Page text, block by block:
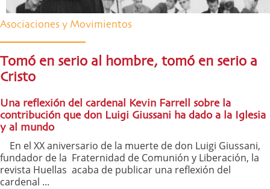
Asociaciones y Movimientos
Tomó en serio al hombre, tomó en serio a
Cristo
Una reflexión del cardenal Kevin Farrell sobre la
contribución que don Luigi Giussani ha dado a la Iglesia
y al mundo
En el XX aniversario de la muerte de don Luigi Giussani,
fundador de la Fraternidad de Comunión y Liberación, la
revista Huellas acaba de publicar una reflexión del
cardenal ...